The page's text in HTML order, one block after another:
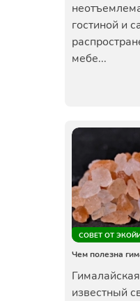
гостиной и
мебе...
СОВЕТ ОТ
Чем полезна
известный